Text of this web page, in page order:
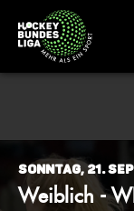
Sonntag, 21.
Weiblich -